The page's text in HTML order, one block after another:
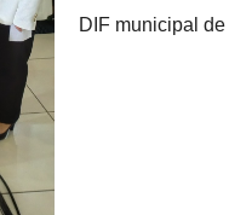
DIF municipal